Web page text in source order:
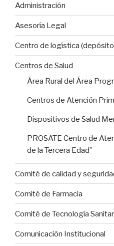
Administración
Asesoría Legal
Centro de logística
Centros de Salud
Área Rural del Área
Centros de Atención
Dispositivos de Salud
PROSATE Centro de
de la Tercera Edad”
Comité de calidad y
Comité de Farmacia
Comité de Tecnología
Comunicación Institucional